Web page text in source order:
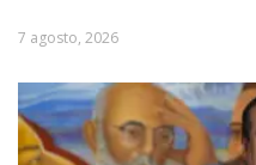
7 agosto, 2026